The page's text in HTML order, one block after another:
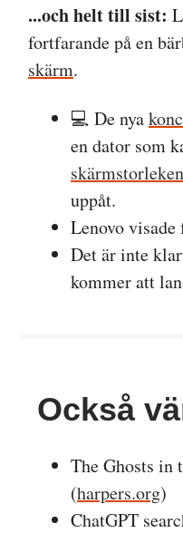
...och helt till sist:
fortfarande på en
skärm.
💻 De nya
en dator som
skärmstorleken
uppåt.
Lenovo
Det är inte
kommer att
Också
The Ghosts in
(harpers.org)
ChatGPT